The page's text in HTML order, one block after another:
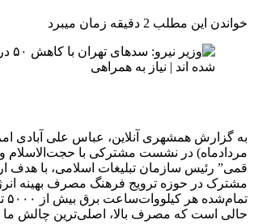
خواندن این مطلب 2 دقیقه زمان میبرد
مردادماه) در نشست مشترکی با حجت‌الاسلام
قمی” رئیس سازمان تبلیغات اسلامی، با هدف
مشترک در حوزه ترویج فرهنگ مصرف بهینه
حالی است که مصرف بالا، اصلی‌ترین چالش